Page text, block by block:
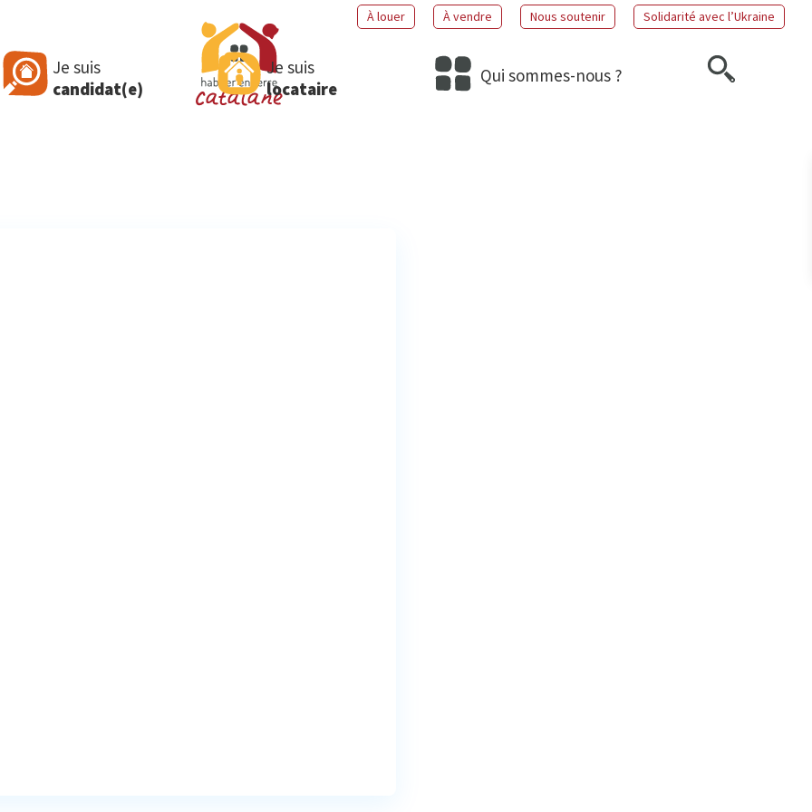
À louer À vendre Nous soutenir Solidarité avec l’Ukraine
Je suis
candidat(e)
Je suis
locataire
Qui sommes-nous ?